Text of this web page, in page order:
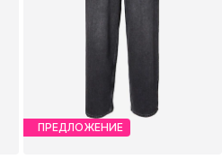
ПРЕДЛОЖЕНИЕ